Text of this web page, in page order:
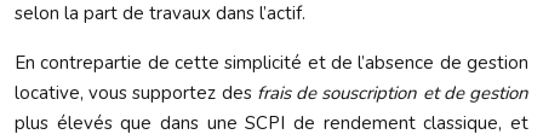
selon la part de travaux dans l’actif.
En contrepartie de cette simplicité et de l’absence de gestion
locative, vous supportez des frais de souscription et de gestion
plus élevés que dans une SCPI de rendement classique, et